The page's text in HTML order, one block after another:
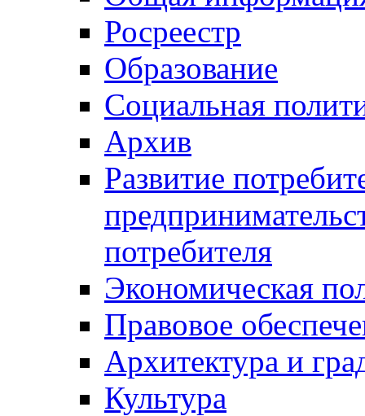
Росреестр
Образование
Социальная
Архив
Развитие
потребителя
Экономическая
Правовое
Архитектура и
Культура